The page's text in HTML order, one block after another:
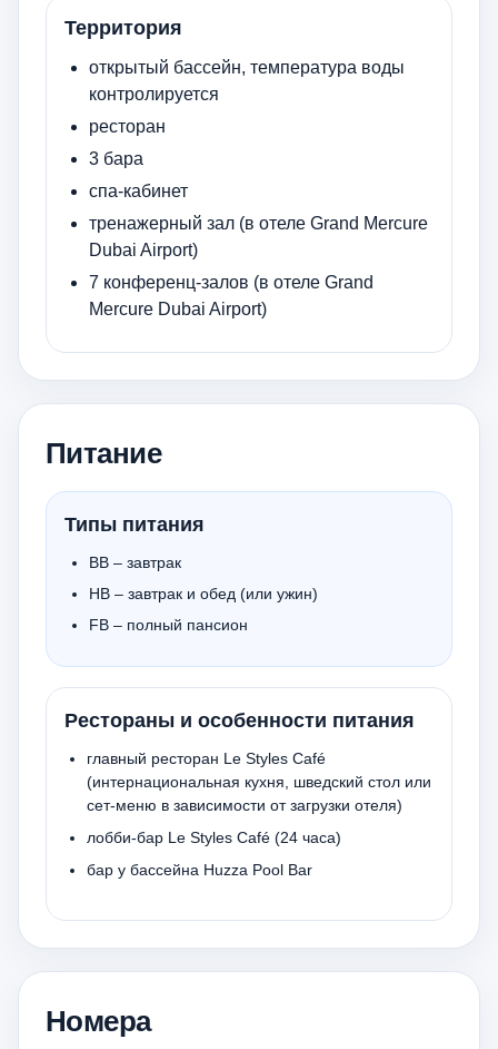
Территория
открытый бассейн, температура воды
контролируется
ресторан
3 бара
спа-кабинет
тренажерный зал (в отеле Grand Mercure
Dubai Airport)
7 конференц-залов (в отеле Grand
Mercure Dubai Airport)
Питание
Типы питания
BB – завтрак
HB – завтрак и обед (или ужин)
FB – полный пансион
Рестораны и особенности питания
главный ресторан Le Styles Café
(интернациональная кухня, шведский стол или
сет-меню в зависимости от загрузки отеля)
лобби-бар Le Styles Café (24 часа)
бар у бассейна Huzza Pool Bar
Номера